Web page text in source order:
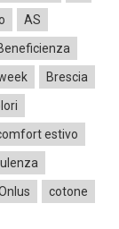
AS
Brescia
estivo
cotone